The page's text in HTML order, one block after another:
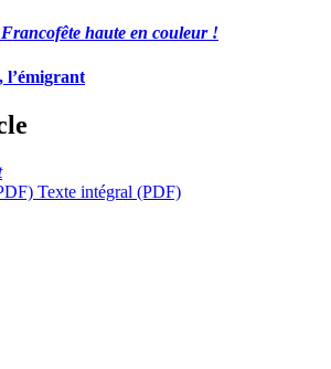
haute en couleur !
, l’émigrant
Texte intégral (PDF)